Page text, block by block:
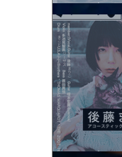
2026.08.08 |【観
City Lights × 17